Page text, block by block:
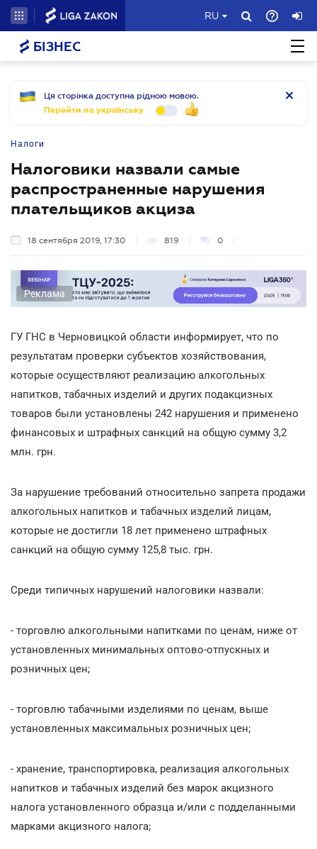
RU
БІЗНЕС
Ця сторінка доступна рідною мовою.
Перейти на українську
Налоги
Налоговики назвали самые
распространенные нарушения
плательщиков акциза
18 сентября 2019, 17:30 819 0
Реклама
ГУ ГНС в Черновицкой области информирует, что по
результатам проверки субъектов хозяйствования,
которые осуществляют реализацию алкогольных
напитков, табачных изделий и других подакцизных
товаров были установлены 242 нарушения и применено
финансовых и штрафных санкций на общую сумму 3,2
млн. грн.
За нарушение требований относительно запрета продажи
алкогольных напитков и табачных изделий лицам,
которые не достигли 18 лет применено штрафных
санкций на общую сумму 125,8 тыс. грн.
Среди типичных нарушений налоговики назвали:
- торговлю алкогольными напитками по ценам, ниже от
установленных минимальных оптово-отпускных и
розничных цен;
- торговлю табачными изделиями по ценам, выше
установленных максимальных розничных цен;
- хранение, транспортировка, реализация алкогольных
напитков и табачных изделий без марок акцизного
налога установленного образца и/или с подделанными
марками акцизного налога;